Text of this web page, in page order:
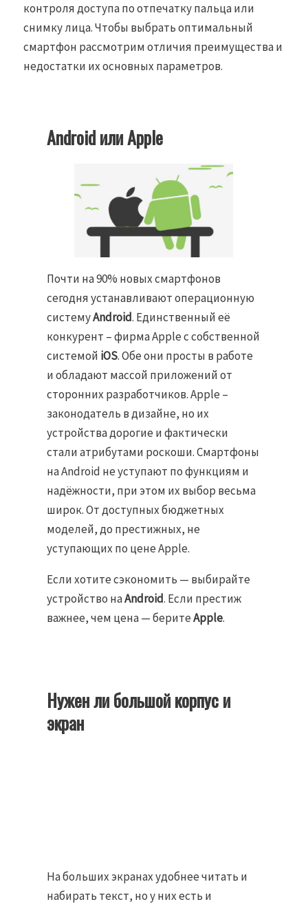
контроля доступа по отпечатку пальца или
снимку лица. Чтобы выбрать оптимальный
смартфон рассмотрим отличия преимущества и
недостатки их основных параметров.
Android или Apple
Почти на 90% новых смартфонов
сегодня устанавливают операционную
системуAndroid. Единственный её
конкурент – фирма Apple с собственной
системой iOS. Обе они просты в работе
и обладают массой приложений от
сторонних разработчиков. Apple –
законодатель в дизайне, но их
устройства дорогие и фактически
стали атрибутами роскоши. Смартфоны
на Android не уступают по функциям и
надёжности, при этом их выбор весьма
широк. От доступных бюджетных
моделей, до престижных, не
уступающих по цене Apple.
Если хотите сэкономить — выбирайте
устройство наAndroid. Если престиж
важнее, чем цена — беритеApple.
Нужен ли большой корпус и
экран
На больших экранах удобнее читать и
набирать текст, но у них есть и